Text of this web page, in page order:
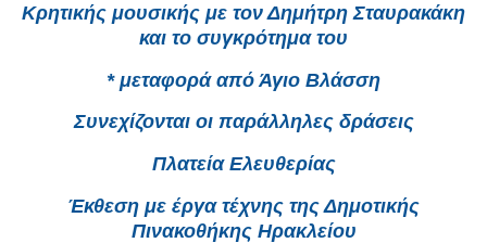
Κρητικής μουσικής με τον Δημήτρη Σταυρακάκη
και το συγκρότημα του
* μεταφορά από Άγιο Βλάσση
Συνεχίζονται οι παράλληλες δράσεις
Πλατεία Ελευθερίας
Έκθεση με έργα τέχνης της Δημοτικής
Πινακοθήκης Ηρακλείου